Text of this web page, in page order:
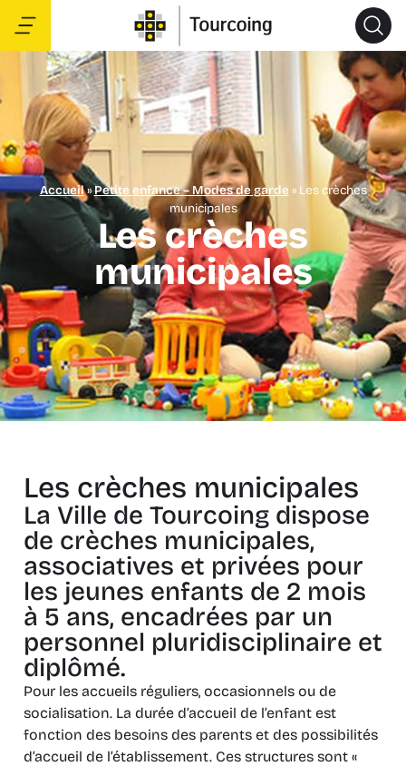
Accueil»Petite enfance – Modes de garde » Les crèches
municipales
Les crèches
municipales
Les crèches municipales
La Ville de Tourcoing dispose
de crèches municipales,
associatives et privées pour
les jeunes enfants de 2 mois
à 5 ans, encadrées par un
personnel pluridisciplinaire et
diplômé.
Pour les accueils réguliers, occasionnels ou de
socialisation. La durée d’accueil de l’enfant est
fonction des besoins des parents et des possibilités
d’accueil de l’établissement. Ces structures sont «